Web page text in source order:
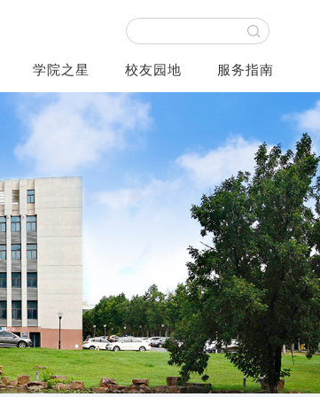
学院之星 校友园地 服务指南